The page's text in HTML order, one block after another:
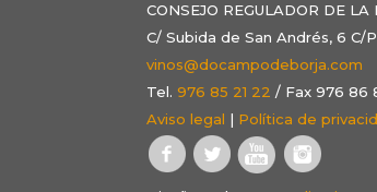
CONSEJO REGULADOR DE
C/ Subida de San Andrés, 6 C/
vinos@docampodeborja.com
Tel.976 85 21 22 / Fax 976 86
Aviso legal | Política de